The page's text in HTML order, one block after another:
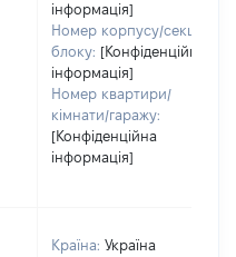
інформація]
Номер корпусу/секції/
блоку: [Конфіденційна
інформація]
Номер квартири/
кімнати/гаражу:
[Конфіденційна
інформація]
Країна: Україна